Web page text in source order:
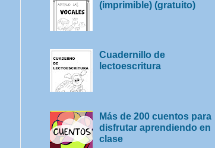
(imprimible) (gratuito)
Cuadernillo de
lectoescritura
Más de 200 cuentos para
disfrutar aprendiendo en
clase